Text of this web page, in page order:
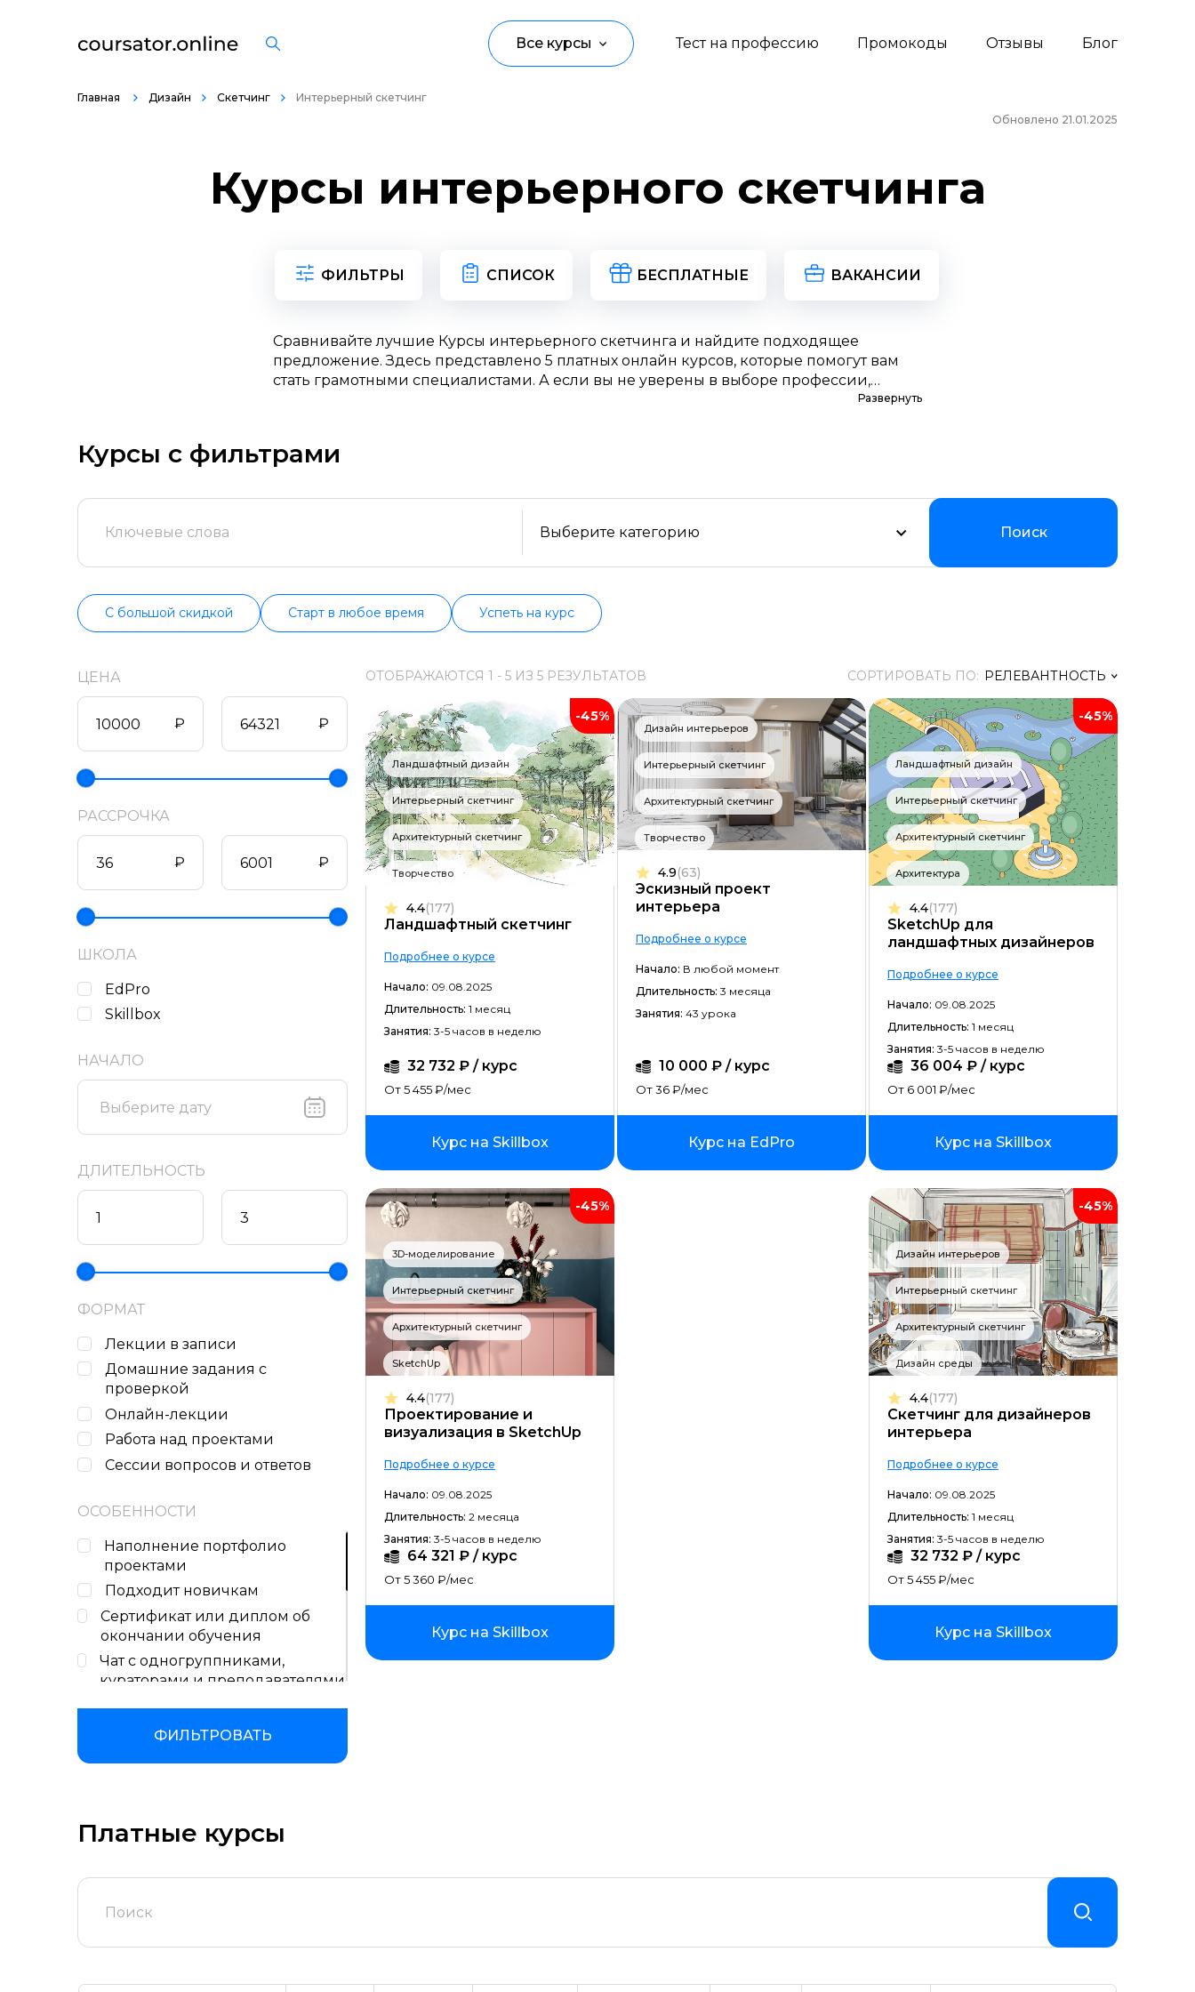
Тест на профессию Промокоды Отзывы Блог
Все курсы
Дизайн
Аналитика
Иностранные языки
Детям
Спорт
Саморазвитие
Другое
Рукоделие
Главная Дизайн Скетчинг
Интерьерный скетчинг
Обновлено 21.01.2025
Курсы интерьерного скетчинга
ФИЛЬТРЫ СПИСОК БЕСПЛАТНЫЕ ВАКАНСИИ
Сравнивайте лучшие Курсы интерьерного скетчинга и найдите подходящее
предложение. Здесь представлено 5 платных онлайн курсов, которые помогут вам
стать грамотными специалистами. А если вы не уверены в выборе профессии,
сначала попробуйте бесплатные варианты. Большой выбор обучающих программ по
состоянии.
Развернуть
Курсы с фильтрами
Выберите категорию
Web-разработка
Python-разработка
Мобильная разработка
JavaScript-разработка
Frontend-разработка
Разработка игр
Системное администрирование
Java-разработка
Android-разработка
Верстка на HTML/CSS
IOS-разработка
Разработка игр на Unity
Разработка на C#
Разработка на C++
Разработка на Kotlin
Разработка игр на Unreal Engine
Разработка на Swift
Фреймворк Laravel
VR/AR разработка
Фреймворк Node.JS
Работа с GIT
Поиск
С большой скидкой Старт в любое время Успеть на курс
ЦЕНА
₽ ₽
РАССРОЧКА
₽ ₽
ШКОЛА
EdPro
Skillbox
НАЧАЛО
ДЛИТЕЛЬНОСТЬ
ФОРМАТ
Лекции в записи
Домашние задания c
проверкой
Онлайн-лекции
Работа над проектами
Сессии вопросов и ответов
ОСОБЕННОСТИ
Наполнение портфолио
проектами
Подходит новичкам
Сертификат или диплом об
окончании обучения
Чат с одногруппниками,
кураторами и преподавателями
Консультации с экспертами
Проверка и разбор домашних
Бессрочный доступ к учебным
ФИЛЬТРОВАТЬ
ОТОБРАЖАЮТСЯ 1 - 5 ИЗ 5 РЕЗУЛЬТАТОВ СОРТИРОВАТЬ ПО: РЕЛЕВАНТНОСТЬ
Релевантность
Заголовок
Цена ↑
Цена ↓
Рассрочка ↑
Рассрочка ↓
Начало ↑
Начало ↓
Длительность ↑
-45%
Ландшафтный дизайн
Интерьерный скетчинг
Архитектурный скетчинг
Творчество
Ландшафтный скетчинг
4.4(177)
Подробнее о курсе
Начало: 09.08.2025
Длительность: 1 месяц
Занятия: 3-5 часов в неделю
32 732 ₽ / курс
От 5 455 ₽/мес
Курс на Skillbox
Дизайн интерьеров
Интерьерный скетчинг
Архитектурный скетчинг
Творчество
Эскизный проект
интерьера
4.9(63)
Подробнее о курсе
Начало: В любой момент
Длительность: 3 месяца
Занятия: 43 урока
10 000 ₽ / курс
От 36 ₽/мес
Курс на EdPro
-45%
Ландшафтный дизайн
Интерьерный скетчинг
Архитектурный скетчинг
Архитектура
SketchUp для
ландшафтных дизайнеров
4.4(177)
Подробнее о курсе
Начало: 09.08.2025
Длительность: 1 месяц
Занятия: 3-5 часов в неделю
36 004 ₽ / курс
От 6 001 ₽/мес
Курс на Skillbox
-45%
3D-моделирование
Интерьерный скетчинг
Архитектурный скетчинг
SketchUp
Проектирование и
визуализация в SketchUp
4.4(177)
Подробнее о курсе
Начало: 09.08.2025
Длительность: 2 месяца
Занятия: 3-5 часов в неделю
64 321 ₽ / курс
От 5 360 ₽/мес
Курс на Skillbox
-45%
Дизайн интерьеров
Интерьерный скетчинг
Архитектурный скетчинг
Дизайн среды
Скетчинг для дизайнеров
интерьера
4.4(177)
Подробнее о курсе
Начало: 09.08.2025
Длительность: 1 месяц
Занятия: 3-5 часов в неделю
32 732 ₽ / курс
От 5 455 ₽/мес
Курс на Skillbox
Платные курсы